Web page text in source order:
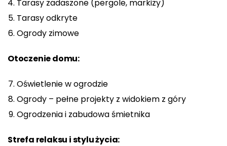
Tarasy zadaszone (pergole, markizy)
Tarasy odkryte
Ogrody zimowe
Otoczenie domu:
Oświetlenie w ogrodzie
Ogrody – pełne projekty z widokiem z góry
Ogrodzenia i zabudowa śmietnika
Strefa relaksu i stylu życia: